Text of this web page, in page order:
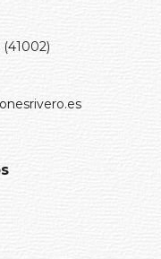
(41002)